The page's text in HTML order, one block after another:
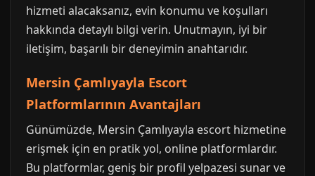
hizmeti alacaksanız, evin konumu ve koşulları
hakkında detaylı bilgi verin. Unutmayın, iyi bir
iletişim, başarılı bir deneyimin anahtarıdır.
Mersin Çamlıyayla Escort
Platformlarının Avantajları
Günümüzde, Mersin Çamlıyayla escort hizmetine
erişmek için en pratik yol, online platformlardır.
Bu platformlar, geniş bir profil yelpazesi sunar ve